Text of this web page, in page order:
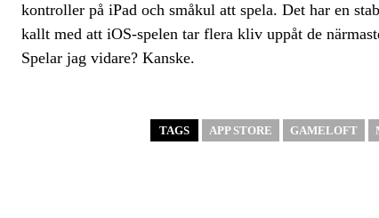
kontroller på iPad och småkul att spela. Det har en
kallt med att iOS-spelen tar flera kliv uppåt de
Spelar jag vidare? Kanske.
TAGS APP STORE GAMELOFT